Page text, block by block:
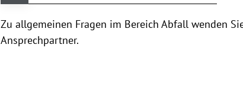
Zu allgemeinen Fragen im Bereich Abfall wenden
Ansprechpartner.